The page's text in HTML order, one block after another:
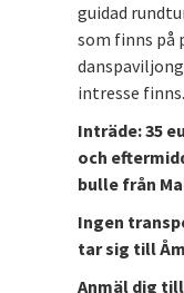
guidad
som finns på
intresse
Inträde: 35
och
bulle från
Ingen
tar sig till
Anmäl dig